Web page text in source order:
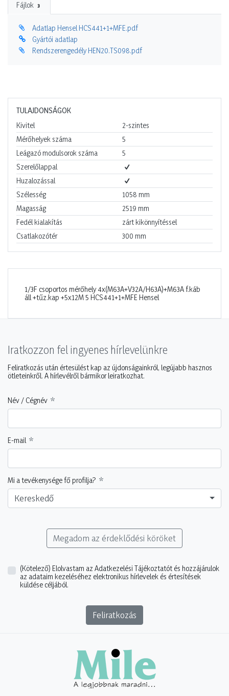
Fájlok 3
Adatlap Hensel HCS441+1+MFE.pdf
Gyártói adatlap
Rendszerengedély HEN20.TS098.pdf
TULAJDONSÁGOK
Kivitel
2-szintes
Mérőhelyek száma
5
Leágazó modulsorok száma
5
Szerelőlappal
Huzalozással
Szélesség
1058 mm
Magasság
2519 mm
Fedél kialakítás
zárt kikönnyítéssel
Csatlakozótér
300 mm
1/3F csoportos mérőhely 4x(M63A+V32A/H63A)+M63A f.káb
áll +tűz.kap +5x12M 5 HCS441+1+MFE Hensel
Iratkozzon fel ingyenes hírlevelünkre
Feliratkozás után értesülést kap az újdonságainkról, legújabb hasznos
ötleteinkről. A hírlevélről bármikor leiratkozhat.
Név / Cégnév
E-mail
Mi a tevékenysége fő profilja?
Kereskedő
Megadom az érdeklődési köröket
(Kötelező) Elolvastam az Adatkezelési Tájékoztatót és hozzájárulok
az adataim kezeléséhez elektronikus hírlevelek és értesítések
küldése céljából.
Feliratkozás